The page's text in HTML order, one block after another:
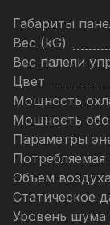
Габариты
Вес (kG)
Вес палели
Цвет
Мощность
Мощность
Параметры
Объем
Статическое
Уровень шума